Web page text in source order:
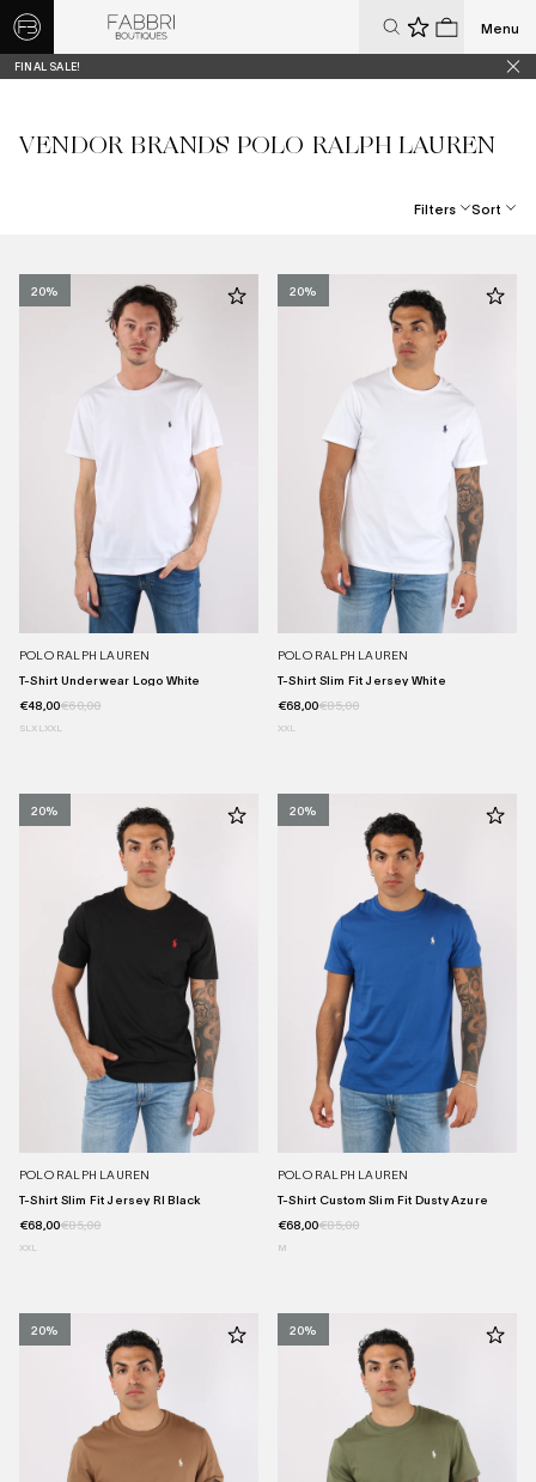
0 0
Menu
FINAL SALE!
VENDOR BRANDS POLO RALPH LAUREN
Filters Sort
Price, Low To High
Price, High To Low
Date, New To Old
20%
POLO RALPH LAUREN
T-Shirt Underwear Logo White
€48,00€60,00
SL XL XXL
20%
POLO RALPH LAUREN
T-Shirt Slim Fit Jersey White
€68,00€85,00
XXL
20%
POLO RALPH LAUREN
T-Shirt Slim Fit Jersey Rl Black
€68,00€85,00
XXL
20%
POLO RALPH LAUREN
T-Shirt Custom Slim Fit Dusty Azure
€68,00€85,00
M
20% 20%